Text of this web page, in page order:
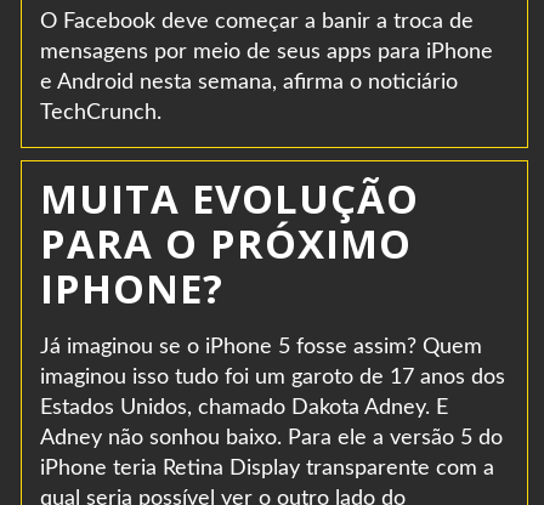
O Facebook deve começar a banir a troca de
mensagens por meio de seus apps para iPhone
e Android nesta semana, afirma o noticiário
TechCrunch.
MUITA EVOLUÇÃO
PARA O PRÓXIMO
IPHONE?
Já imaginou se o iPhone 5 fosse assim? Quem
imaginou isso tudo foi um garoto de 17 anos dos
Estados Unidos, chamado Dakota Adney. E
Adney não sonhou baixo. Para ele a versão 5 do
iPhone teria Retina Display transparente com a
qual seria possível ver o outro lado do